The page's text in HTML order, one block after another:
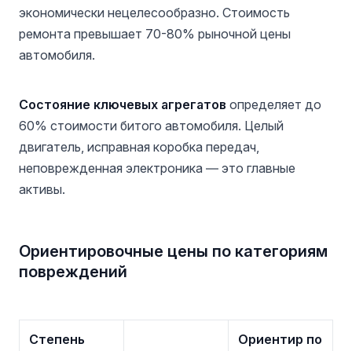
экономически нецелесообразно. Стоимость
ремонта превышает 70-80% рыночной цены
автомобиля.
Состояние ключевых агрегатов определяет до
60% стоимости битого автомобиля. Целый
двигатель, исправная коробка передач,
неповрежденная электроника — это главные
активы.
Ориентировочные цены по категориям
повреждений
Степень
Ориентир по